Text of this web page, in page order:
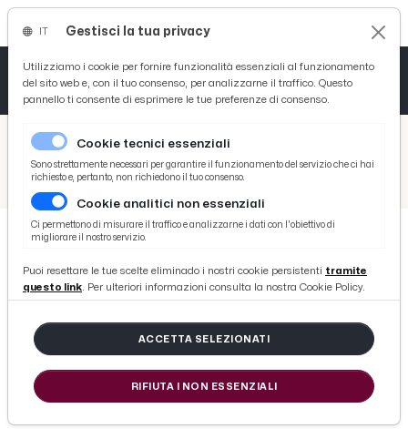
/ Picenotime
/ News
San Benedetto del Tronto, al “Madonna del Soccorso” prelievo multi organo da donatrice 53enne
San Benedetto del Tronto, al
“Madonna del Soccorso” prelievo
multi organo da donatrice 53enne
di Redazione Picenotime
Gestisci la tua privacy
Utilizziamo i cookie per fornire funzionalità essenziali al funzionamento
del sito web e, con il tuo consenso, per analizzarne il traffico. Questo
pannello ti consente di esprimere le tue preferenze di consenso.
Cookie tecnici essenziali
Sono strettamente necessari per garantire il funzionamento del servizio che ci hai
richiesto e, pertanto, non richiedono il tuo consenso.
Cookie analitici non essenziali
Ci permettono di misurare il traffico e analizzarne i dati con l'obiettivo di
migliorare il nostro servizio.
Puoi resettare le tue scelte eliminado i nostri cookie persistenti tramite
questo link. Per ulteriori informazioni consulta la nostra Cookie Policy.
ACCETTA SELEZIONATI
RIFIUTA I NON ESSENZIALI
Tutto News
Tutto Sport
Basket
Ciclismo
Tutto Curiosità